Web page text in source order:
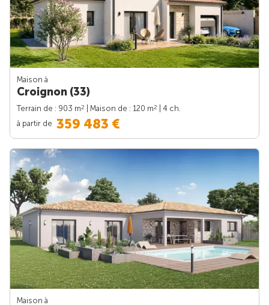
Maison à
Croignon (33)
Terrain de : 903 m2 | Maison de : 120 m2
| 4 ch.
à partir de 359 483 €
Maison à